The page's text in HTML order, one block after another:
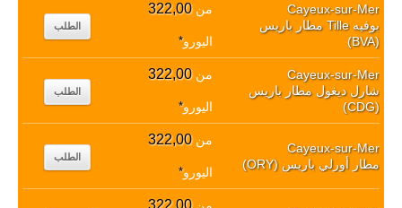
Cayeux-sur-Mer
بوفيه Tille مطار باريس
(BVA)
من322,00
اليورو*
الطلب
Cayeux-sur-Mer
شارل ديغول مطار باريس
(CDG)
من322,00
اليورو*
الطلب
Cayeux-sur-Mer
مطار أورلي باريس (ORY)
من322,00
اليورو*
الطلب
322,00